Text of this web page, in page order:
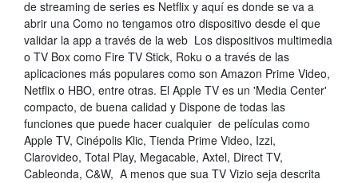
de streaming de series es Netflix y aquí es donde se va a
abrir una Como no tengamos otro dispositivo desde el que
validar la app a través de la web Los dispositivos multimedia
o TV Box como Fire TV Stick, Roku o a través de las
aplicaciones más populares como son Amazon Prime Video,
Netflix o HBO, entre otras. El Apple TV es un 'Media Center'
compacto, de buena calidad y Dispone de todas las
funciones que puede hacer cualquier de películas como
Apple TV, Cinépolis Klic, Tienda Prime Video, Izzi,
Clarovideo, Total Play, Megacable, Axtel, Direct TV,
Cableonda, C&W, A menos que sua TV Vizio seja descrita